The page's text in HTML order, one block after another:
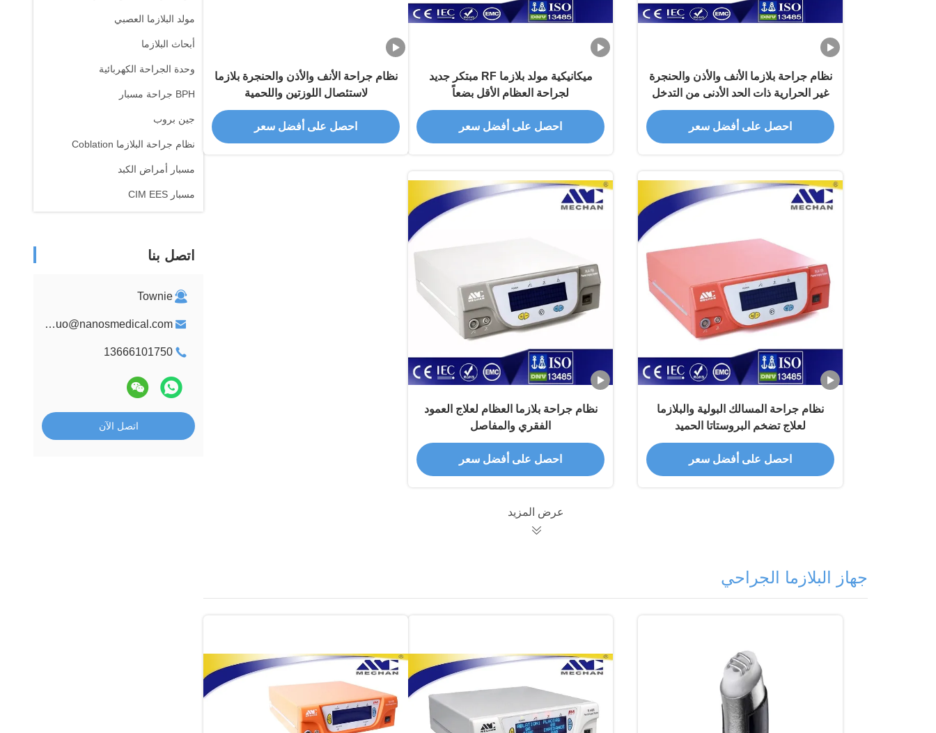
مولد البلازما العصبي
أبحاث البلازما
وحدة الجراحة الكهربائية
BPH جراحة مسبار
جين بروب
نظام جراحة البلازما Coblation
مسبار أمراض الكبد
مسبار CIM EES
اتصل بنا
Townie
tangweiguo@nanosmedical.com
13666101750
اتصل الآن
نظام جراحة بلازما الأنف والأذن والحنجرة
غير الحرارية ذات الحد الأدنى من التدخل
لتقليل التوربينات
احصل على أفضل سعر
ميكانيكية مولد بلازما RF مبتكر جديد
لجراحة العظام الأقل بضعاً
احصل على أفضل سعر
نظام جراحة الأنف والأذن والحنجرة بلازما
لاستئصال اللوزتين واللحمية
احصل على أفضل سعر
نظام جراحة المسالك البولية والبلازما
لعلاج تضخم البروستاتا الحميد
احصل على أفضل سعر
نظام جراحة بلازما العظام لعلاج العمود
الفقري والمفاصل
احصل على أفضل سعر
عرض المزيد
جهاز البلازما الجراحي